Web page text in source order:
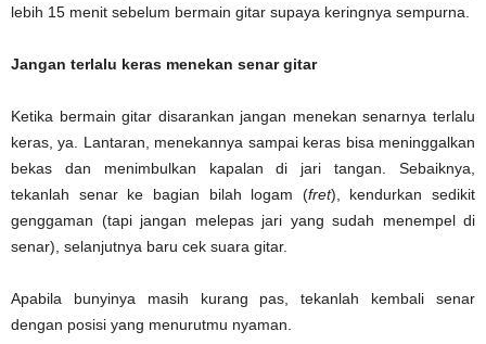
lebih 15 menit sebelum bermain gitar supaya keringnya sempurna.
Jangan terlalu keras menekan senar gitar
Ketika bermain gitar disarankan jangan menekan senarnya terlalu
keras, ya. Lantaran, menekannya sampai keras bisa meninggalkan
bekas dan menimbulkan kapalan di jari tangan. Sebaiknya,
tekanlah senar ke bagian bilah logam (fret), kendurkan sedikit
genggaman (tapi jangan melepas jari yang sudah menempel di
senar), selanjutnya baru cek suara gitar.
Apabila bunyinya masih kurang pas, tekanlah kembali senar
dengan posisi yang menurutmu nyaman.